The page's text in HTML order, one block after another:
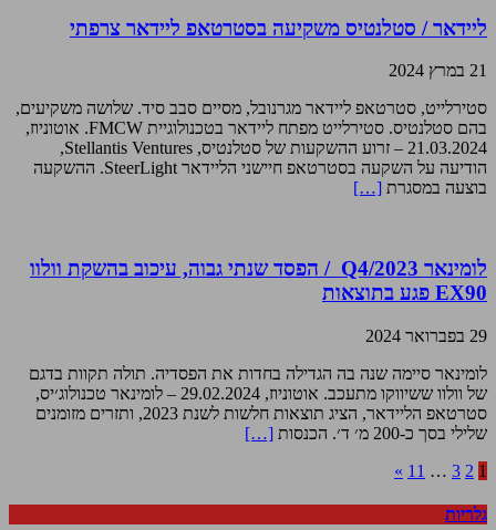
ליידאר / סטלנטיס משקיעה בסטרטאפ ליידאר צרפתי
21 במרץ 2024
סטירלייט, סטרטאפ ליידאר מגרנובל, מסיים סבב סיד. שלושה משקיעים,
בהם סטלנטיס. סטירלייט מפתח ליידאר בטכנולוגיית FMCW. אוטוניוז,
21.03.2024 – זרוע ההשקעות של סטלנטיס, Stellantis Ventures,
הודיעה על השקעה בסטרטאפ חיישני הליידאר SteerLight. ההשקעה
בוצעה במסגרת […]
לומינאר Q4/2023 / הפסד שנתי גבוה, עיכוב בהשקת וולוו
EX90 פגע בתוצאות
29 בפברואר 2024
לומינאר סיימה שנה בה הגדילה בחדות את הפסדיה. תולה תקוות בדגם
של וולוו ששיווקו מתעכב. אוטוניוז, 29.02.2024 – לומינאר טכנולוג׳יס,
סטרטאפ הליידאר, הציג תוצאות חלשות לשנת 2023, ותזרים מזומנים
שלילי בסך כ-200 מ׳ ד׳. הכנסות
[…]
1
2
3
…
11
»
גלריות